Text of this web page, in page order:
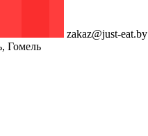
zakaz@just-eat.by
Гомель